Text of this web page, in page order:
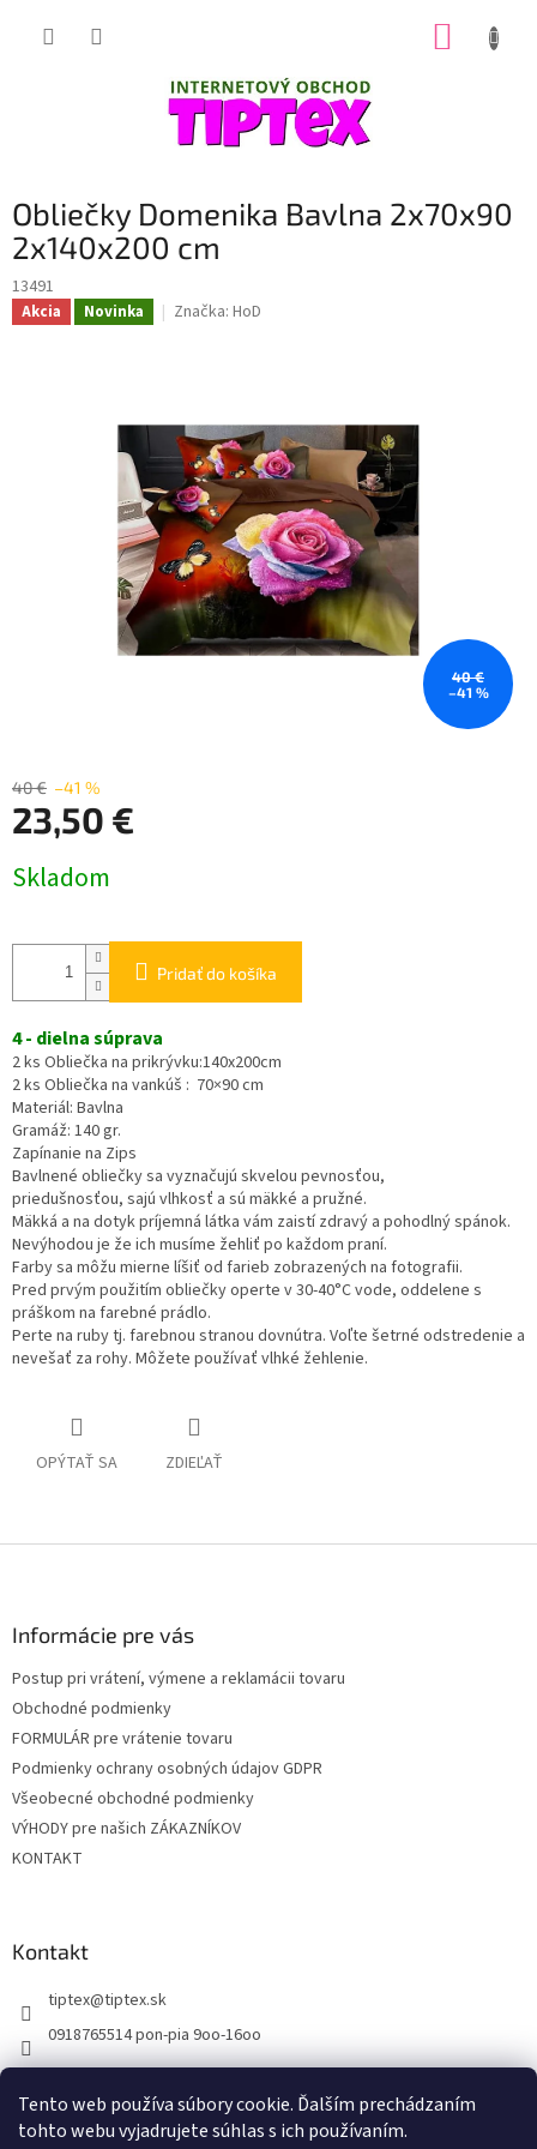
Tento web používa súbory cookie. Ďalším prechádzaním
tohto webu vyjadrujete súhlas s ich používaním.
Obliečky Domenika Bavlna 2x70x90
2x140x200 cm
13491
Akcia Novinka Značka: HoD
40 €
–41 %
40 € –41 %
23,50 €
cena:
Skladom
Pridať do košíka
4 - dielna súprava
2 ks Obliečka na prikrývku:140x200cm
2 ks Obliečka na vankúš : 70×90 cm
Materiál: Bavlna
Gramáž: 140 gr.
Zapínanie na Zips
Bavlnené obliečky sa vyznačujú skvelou pevnosťou,
priedušnosťou, sajú vlhkosť a sú mäkké a pružné.
Mäkká a na dotyk príjemná látka vám zaistí zdravý a pohodlný spánok.
Nevýhodou je že ich musíme žehliť po každom praní.
Farby sa môžu mierne líšiť od farieb zobrazených na fotografii.
Pred prvým použitím obliečky operte v 30-40°C vode, oddelene s
práškom na farebné prádlo.
Perte na ruby tj. farebnou stranou dovnútra. Voľte šetrné odstredenie a
nevešať za rohy. Môžete používať vlhké žehlenie.
OPÝTAŤ SA ZDIEĽAŤ
Informácie pre vás
Postup pri vrátení, výmene a reklamácii tovaru
Obchodné podmienky
FORMULÁR pre vrátenie tovaru
Podmienky ochrany osobných údajov GDPR
Všeobecné obchodné podmienky
VÝHODY pre našich ZÁKAZNÍKOV
KONTAKT
Kontakt
tiptex@tiptex.sk
0918765514 pon-pia 9oo-16oo